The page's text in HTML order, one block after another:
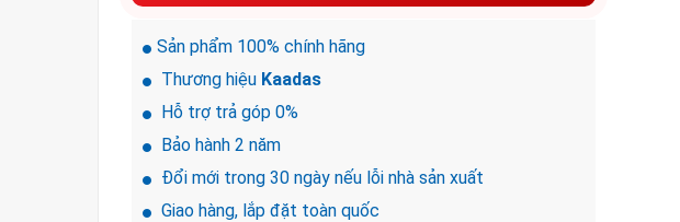
Sản phẩm 100% chính hãng
Thương hiệu Kaadas
Hỗ trợ trả góp 0%
Bảo hành 2 năm
Đổi mới trong 30 ngày nếu lỗi nhà sản xuất
Giao hàng, lắp đặt toàn quốc